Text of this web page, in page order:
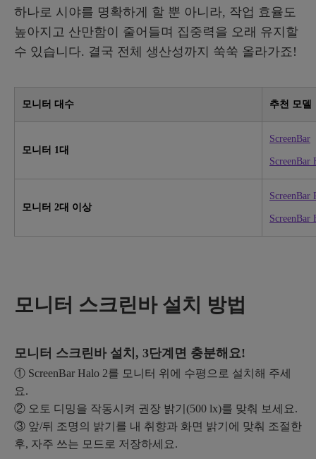
하나로 시야를 명확하게 할 뿐 아니라, 작업 효율도
높아지고 산만함이 줄어들며 집중력을 오래 유지할
수 있습니다. 결국 전체 생산성까지 쑥쑥 올라가죠!
모니터 대수 추천 모델
모니터 1대
ScreenBar
ScreenBar
모니터 2대 이상
ScreenBar
ScreenBar
모니터 스크린바 설치 방법
모니터 스크린바 설치, 3단계면 충분해요!
① ScreenBar Halo 2를 모니터 위에 수평으로 설치해 주세
요.​
② 오토 디밍을 작동시켜 권장 밝기(500 lx)를 맞춰 보세요.​
③ 앞/뒤 조명의 밝기를 내 취향과 화면 밝기에 맞춰 조절한
후, 자주 쓰는 모드로 저장하세요.​